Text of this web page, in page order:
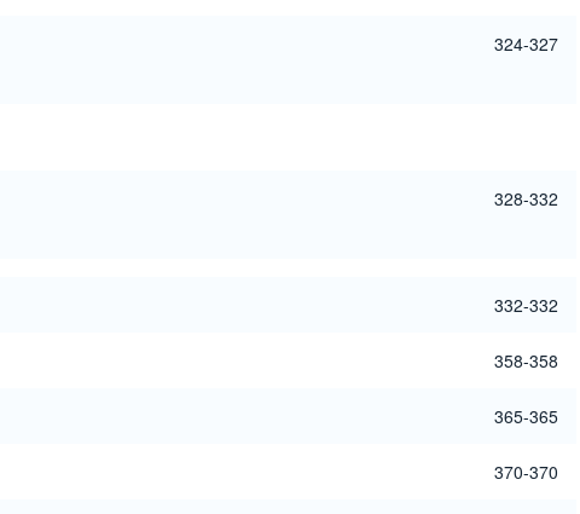
324-327
328-332
332-332
358-358
365-365
370-370